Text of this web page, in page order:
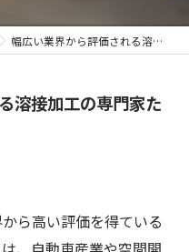
幅広い業界から評価される溶接加工の専門家たち
溶接加工の専門家た
ら高い評価を得ている